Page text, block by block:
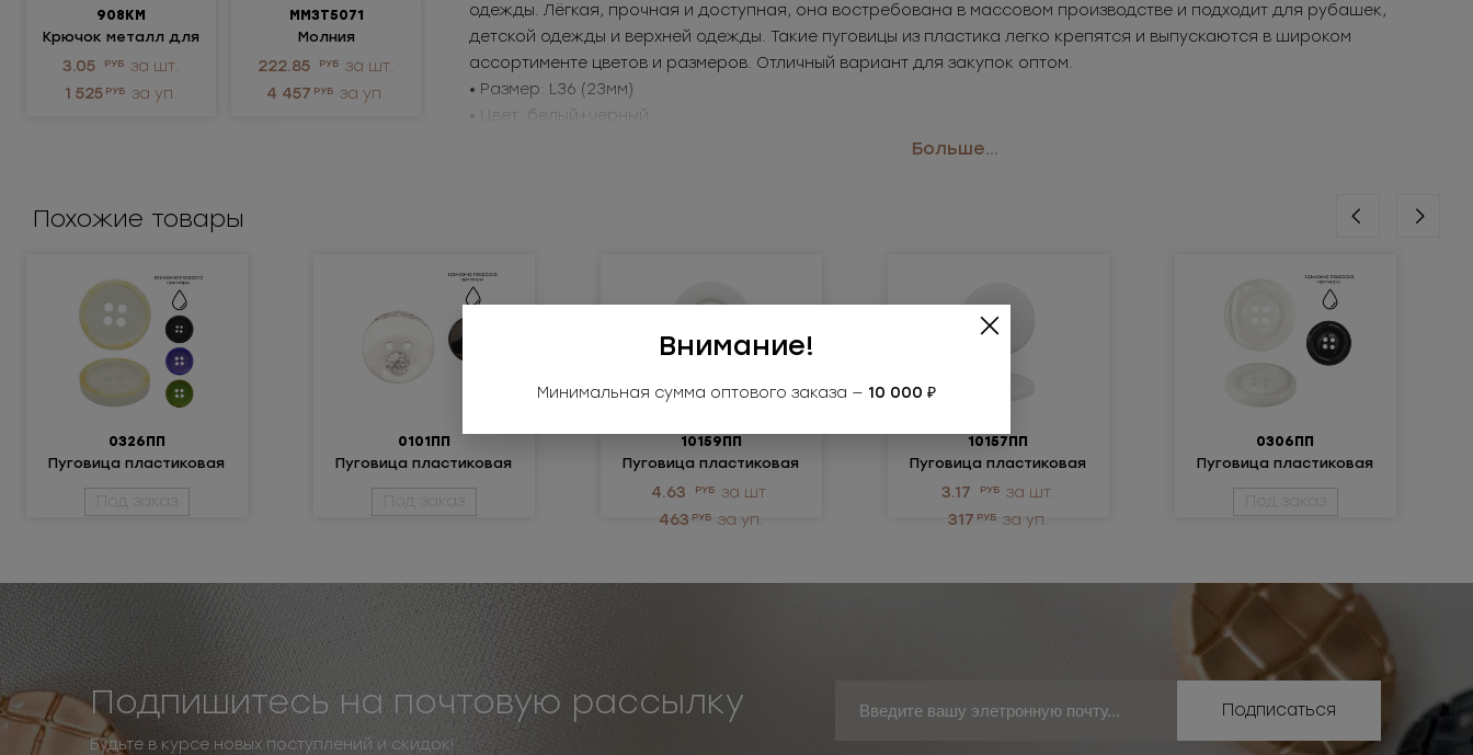
908КМ
Крючок металл для
нижнего белья
3.05 РУБ за шт.
1 525 РУБ за уп.
ММ3Т5071
Молния
металлическая
222.85 РУБ за шт.
4 457 РУБ за уп.
1073ПМ
Пуговица
металлическая 36L
Под заказ
908КМ
Крючок металл для
нижнего белья
3.05 РУБ за шт.
ММ3Т5071
Молния
металлическая
222.85 РУБ за шт.
1073ПМ
Пуговица
одежды. Лёгкая, прочная и доступная, она востребована в массовом производстве и подходит для рубашек,
детской одежды и верхней одежды. Такие пуговицы из пластика легко крепятся и выпускаются в широком
ассортименте цветов и размеров. Отличный вариант для закупок оптом.
• Размер: L36 (23мм)
• Цвет: белый+черный
Применение: рубашки, детская одежда, верхняя одеждаБольше...
Похожие товары
0326ПП
Пуговица пластиковая
Под заказ
0101ПП
Пуговица пластиковая
Под заказ
10159ПП
Пуговица пластиковая
4.63 РУБ за шт.
463 РУБ за уп.
10157ПП
Пуговица пластиковая
3.17 РУБ за шт.
317 РУБ за уп.
0306ПП
Пуговица пластиковая
Под заказ
Подпишитесь на почтовую рассылку
Будьте в курсе новых поступлений и скидок!
Подписаться
Внимание!
Минимальная сумма оптового заказа — 10 000 ₽